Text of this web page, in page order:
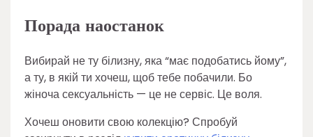
Порада наостанок
Вибирай не ту білизну, яка “має подобатись йому”,
а ту, в якій ти хочеш, щоб тебе побачили. Бо
жіноча сексуальність — це не сервіс. Це воля.
Хочеш оновити свою колекцію? Спробуй